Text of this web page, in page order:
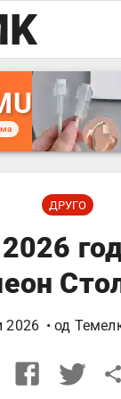
ДРУГО
2026 • од